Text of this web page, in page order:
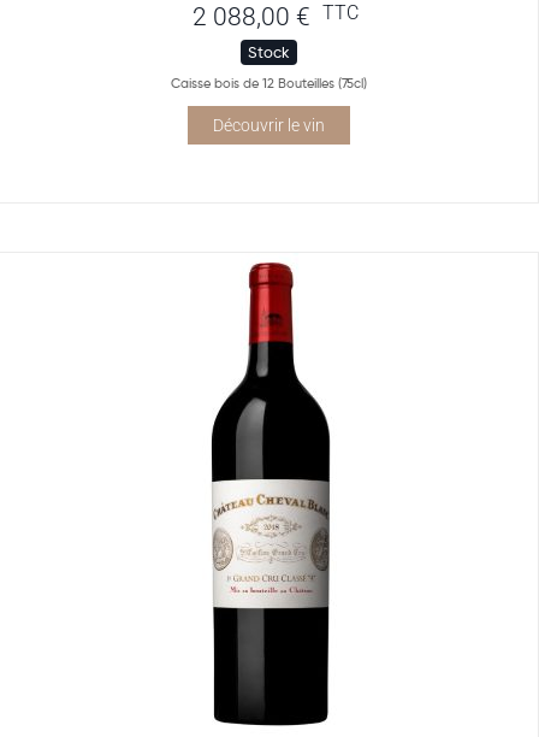
2 088,00 € TTC
Stock
Caisse bois de 12 Bouteilles (75cl)
Découvrir le vin